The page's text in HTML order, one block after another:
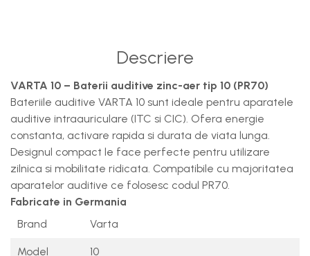
Descriere
VARTA 10 – Baterii auditive zinc-aer tip 10 (PR70)
Bateriile auditive VARTA 10 sunt ideale pentru aparatele
auditive intraauriculare (ITC si CIC). Ofera energie
constanta, activare rapida si durata de viata lunga.
Designul compact le face perfecte pentru utilizare
zilnica si mobilitate ridicata. Compatibile cu majoritatea
aparatelor auditive ce folosesc codul PR70.
Fabricate in Germania
Brand
Varta
Model 10